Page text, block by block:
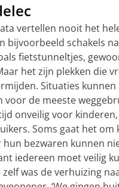
vertellen nooit het
bijvoorbeeld schakels
fietstunneltjes,
het zijn plekken die
Situaties kunnen
voor de meeste
onveilig voor
Soms gaat het om
hun bezwaren kunnen
iedereen moet veilig
was de verhuizing